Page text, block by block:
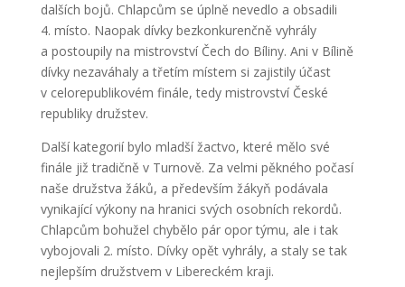
dalších bojů. Chlapcům se úplně nevedlo a obsadili
4. místo. Naopak dívky bezkonkurenčně vyhrály
a postoupily na mistrovství Čech do Bíliny. Ani v Bílině
dívky nezaváhaly a třetím místem si zajistily účast
v celorepublikovém finále, tedy mistrovství České
republiky družstev.
Další kategorií bylo mladší žactvo, které mělo své
finále již tradičně v Turnově. Za velmi pěkného počasí
naše družstva žáků, a především žákyň podávala
vynikající výkony na hranici svých osobních rekordů.
Chlapcům bohužel chybělo pár opor týmu, ale i tak
vybojovali 2. místo. Dívky opět vyhrály, a staly se tak
nejlepším družstvem v Libereckém kraji.